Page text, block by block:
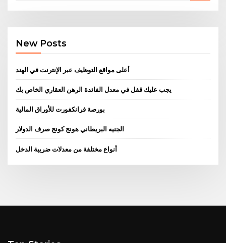
New Posts
أعلى مواقع التوظيف عبر الإنترنت في الهند
يجب عليك قفل في معدل الفائدة الرهن العقاري الخاص بك
بورصة فرانكفورت للأوراق المالية
الجنيه البريطاني هونج كونج صرف الدولار
أنواع مختلفة من معدلات ضريبة الدخل